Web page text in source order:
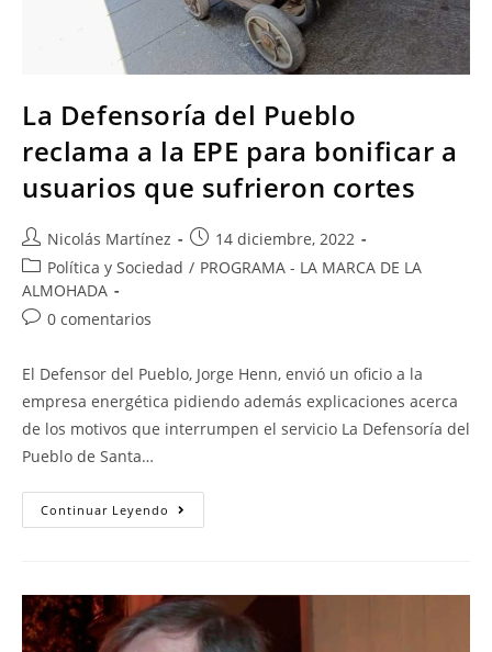
La Defensoría del Pueblo
reclama a la EPE para bonificar a
usuarios que sufrieron cortes
Nicolás Martínez
14 diciembre, 2022
Política y Sociedad / PROGRAMA - LA MARCA DE LA
ALMOHADA
0 comentarios
El Defensor del Pueblo, Jorge Henn, envió un oficio a la
empresa energética pidiendo además explicaciones acerca
de los motivos que interrumpen el servicio La Defensoría del
Pueblo de Santa…
Continuar Leyendo